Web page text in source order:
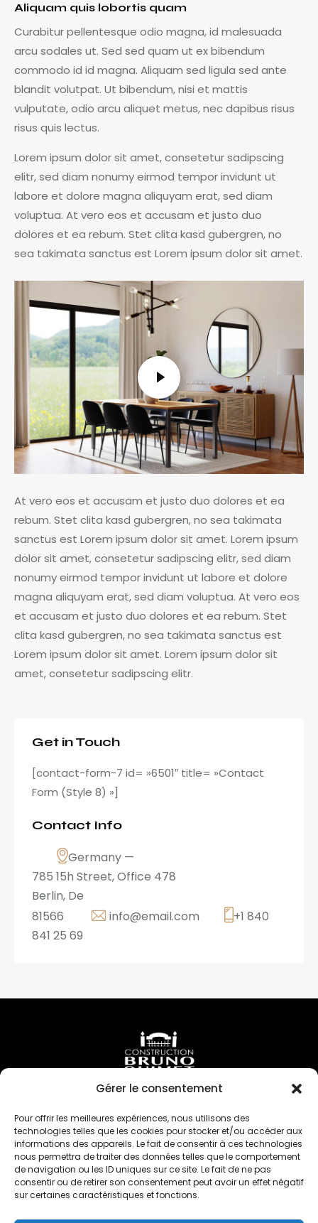
Gérer le consentement
Pour offrir les meilleures expériences, nous utilisons des
technologies telles que les cookies pour stocker et/ou accéder aux
informations des appareils. Le fait de consentir à ces technologies
nous permettra de traiter des données telles que le comportement
de navigation ou les ID uniques sur ce site. Le fait de ne pas
consentir ou de retirer son consentement peut avoir un effet négatif
sur certaines caractéristiques et fonctions.
Aliquam quis lobortis quam
Curabitur pellentesque odio magna, id malesuada
arcu sodales ut. Sed sed quam ut ex bibendum
commodo id id magna. Aliquam sed ligula sed ante
blandit volutpat. Ut bibendum, nisi et mattis
vulputate, odio arcu aliquet metus, nec dapibus risus
risus quis lectus.
Lorem ipsum dolor sit amet, consetetur sadipscing
elitr, sed diam nonumy eirmod tempor invidunt ut
labore et dolore magna aliquyam erat, sed diam
voluptua. At vero eos et accusam et justo duo
dolores et ea rebum. Stet clita kasd gubergren, no
sea takimata sanctus est Lorem ipsum dolor sit amet.
At vero eos et accusam et justo duo dolores et ea
rebum. Stet clita kasd gubergren, no sea takimata
sanctus est Lorem ipsum dolor sit amet. Lorem ipsum
dolor sit amet, consetetur sadipscing elitr, sed diam
nonumy eirmod tempor invidunt ut labore et dolore
magna aliquyam erat, sed diam voluptua. At vero eos
et accusam et justo duo dolores et ea rebum. Stet
clita kasd gubergren, no sea takimata sanctus est
Lorem ipsum dolor sit amet. Lorem ipsum dolor sit
amet, consetetur sadipscing elitr.
Get in Touch
[contact-form-7 id= »6501″ title= »Contact
Form (Style 8) »]
Contact Info
Germany —
785 15h Street, Office 478
Berlin, De
81566
info@email.com
+1 840
841 25 69
Politique de confidentialité Nous joindre
Téléphone —
514-258-6675
514-603-5718
Courriel —